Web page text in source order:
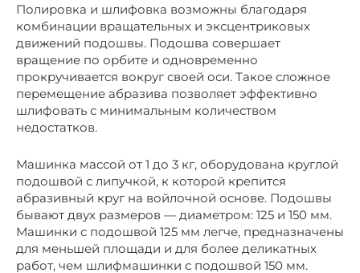
Полировка и шлифовка возможны благодаря
комбинации вращательных и эксцентриковых
движений подошвы. Подошва совершает
вращение по орбите и одновременно
прокручивается вокруг своей оси. Такое сложное
перемещение абразива позволяет эффективно
шлифовать с минимальным количеством
недостатков.
Машинка массой от 1 до 3 кг, оборудована круглой
подошвой с липучкой, к которой крепится
абразивный круг на войлочной основе. Подошвы
бывают двух размеров — диаметром: 125 и 150 мм.
Машинки с подошвой 125 мм легче, предназначены
для меньшей площади и для более деликатных
работ, чем шлифмашинки с подошвой 150 мм.